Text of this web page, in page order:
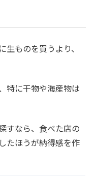
ものを買うより、
特に干物や海産物は
すなら、食べた店の
たほうが納得感を作